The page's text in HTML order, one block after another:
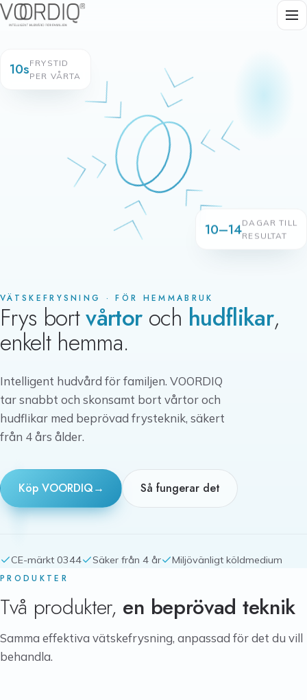
VÄTSKEFRYSNING · FÖR HEMMABRUK
Frys bortvårtoroch hudflikar,
enkelt hemma.
Intelligent hudvård för familjen. VOORDIQ
tar snabbt och skonsamt bort vårtor och
hudflikar med beprövad frysteknik, säkert
från 4 års ålder.
Köp VOORDIQ→ Så fungerar det
CE-märkt 0344 Säker från 4 år Miljövänligt köldmedium
10sFRYSTID
PER VÅRTA
10–14DAGAR TILL
RESULTAT
PRODUKTER
Två produkter, en beprövad teknik
Samma effektiva vätskefrysning, anpassad för det du vill
behandla.